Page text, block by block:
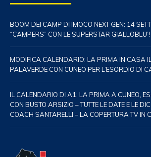
BOOM DEI CAMP DI IMOCO NEXT GEN: 14
“CAMPERS” CON LE SUPERSTAR GIALLOBLU’!
MODIFICA CALENDARIO: LA PRIMA IN CASA IL
PALAVERDE CON CUNEO PER L’ESORDIO DI
IL CALENDARIO DI A1: LA PRIMA A CUNEO,
CON BUSTO ARSIZIO – TUTTE LE DATE E LE
COACH SANTARELLI – LA COPERTURA TV IN